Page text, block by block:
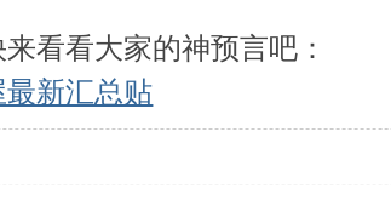
看看大家的神预言吧：
新汇总贴